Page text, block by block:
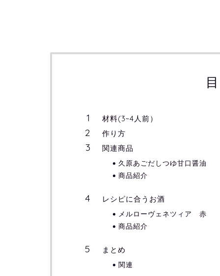
材料(3~4人前）
作り方
関連商品
久原あごだしつゆ甘口醤油
商品紹介
レシピに合うお酒
メルローヴェネツィア 赤
商品紹介
まとめ
関連